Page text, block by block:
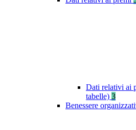
Dati relativi ai
tabelle) 3
Benessere